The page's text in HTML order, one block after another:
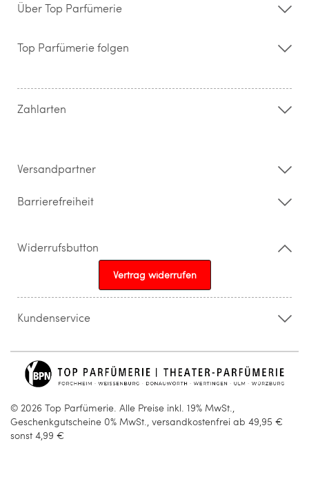
Über Top Parfümerie
Storefinder
Kontakt
Widerrufsrecht & Rückgabebedingungen
Top Parfümerie folgen
Zahlarten
Versandpartner
Barrierefreiheit
Widerrufsbutton
Vertrag widerrufen
Kundenservice
info@topparfuemerie.de
© 2026 Top Parfümerie. Alle Preise inkl. 19% MwSt.,
Geschenkgutscheine 0% MwSt., versandkostenfrei ab 49,95 €
sonst 4,99 €